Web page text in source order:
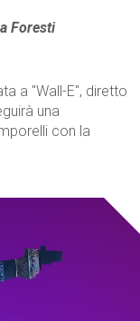
Foresti
a "Wall-E", diretto
una
con la